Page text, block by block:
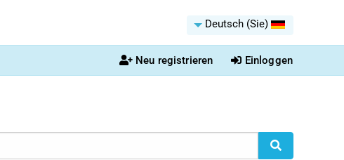
Deutsch (Sie)
Neu registrieren Einloggen